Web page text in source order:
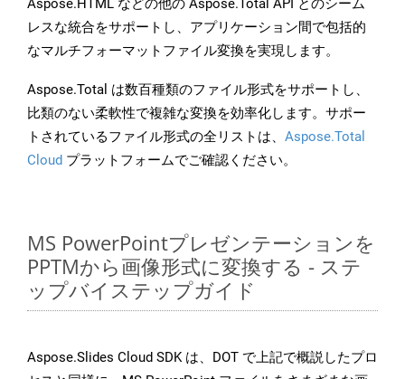
Aspose.HTML などの他の Aspose.Total API とのシーム
レスな統合をサポートし、アプリケーション間で包括的
なマルチフォーマットファイル変換を実現します。
Aspose.Total は数百種類のファイル形式をサポートし、
比類のない柔軟性で複雑な変換を効率化します。サポー
トされているファイル形式の全リストは、 Aspose.Total
Cloud プラットフォームでご確認ください。
MS PowerPointプレゼンテーションを
PPTMから画像形式に変換する - ステ
ップバイステップガイド
Aspose.Slides Cloud SDK は、DOT で上記で概説したプロ